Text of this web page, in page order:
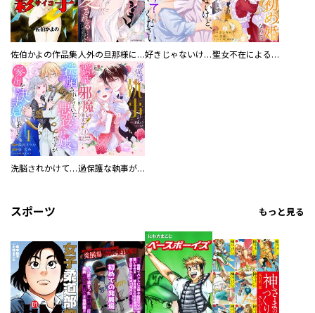
佐伯かよの作品集 人外の旦那様に娶られ毎晩ナカまで愛される…。アンソロジー 好きじゃないけど、抱いてください【電子単行本版／特典おまけ付き】 聖女不在による仮初め婚なのに、不器用な王太子に溺愛されています【電子単行本版／特典おまけ付き】
洗脳されかけていた悪役令嬢ですが家出を決意しました。【電子単行本版／特典おまけ付き】 過保護な執事が私の婚活を邪魔してきます！ 分冊版
スポーツ もっと見る